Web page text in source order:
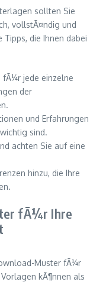
sollten Sie
vollstÃ¤ndig und
die Ihnen dabei
fÃ¼r jede einzelne
der
und Erfahrungen
sind.
achten Sie auf eine
hinzu, die Ihre
fÃ¼r Ihre
Muster fÃ¼r
kÃ¶nnen als